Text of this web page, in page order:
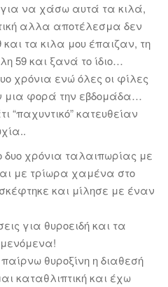
να χάσω αυτά τα κιλά,
αλλα αποτέλεσμα δεν
τα κιλα μου έπαιζαν, τη
59 και ξανά το ίδιο…
χρόνια ενώ όλες οι φίλες
μια φορά την εβδομάδα…
“παχυντικό” κατευθείαν
χρόνια ταλαιπωρίας με
με τρίωρα χαμένα στο
και μίλησε με έναν
για θυροειδή και τα
θυροξίνη η διαθεσή
καταθλιπτική και έχω